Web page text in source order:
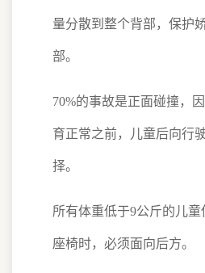
量分散到整个背部，保护
部。
70%的事故是正面碰撞，
育正常之前，儿童后向行
择。
所有体重低于9公斤的儿童
座椅时，必须面向后方。